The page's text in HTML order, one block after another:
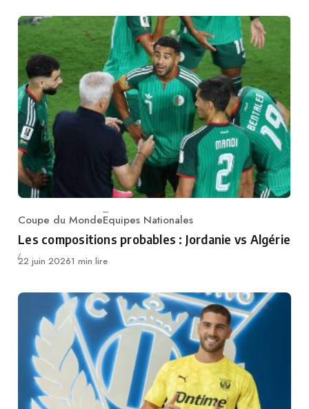
Category
Coupe du MondeEquipes Nationales
Les compositions probables : Jordanie vs Algérie
Publié
22 juin 20261 min lire